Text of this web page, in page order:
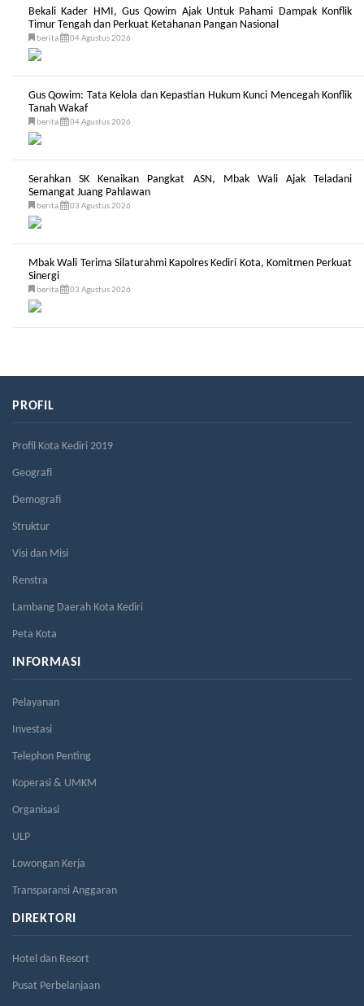
Bekali Kader HMI, Gus Qowim Ajak Untuk Pahami Dampak Konflik
Timur Tengah dan Perkuat Ketahanan Pangan Nasional
berita 04 Agustus 2026
Gus Qowim: Tata Kelola dan Kepastian Hukum Kunci Mencegah Konflik
Tanah Wakaf
berita 04 Agustus 2026
Serahkan SK Kenaikan Pangkat ASN, Mbak Wali Ajak Teladani
Semangat Juang Pahlawan
berita 03 Agustus 2026
Mbak Wali Terima Silaturahmi Kapolres Kediri Kota, Komitmen Perkuat
Sinergi
berita 03 Agustus 2026
PROFIL
Profil Kota Kediri 2019
Geografi
Demografi
Struktur
Visi dan Misi
Renstra
Lambang Daerah Kota Kediri
Peta Kota
INFORMASI
Pelayanan
Investasi
Telephon Penting
Koperasi & UMKM
Organisasi
ULP
Lowongan Kerja
Transparansi Anggaran
DIREKTORI
Hotel dan Resort
Pusat Perbelanjaan